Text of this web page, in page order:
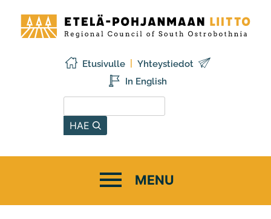
sisältöön
Pohjanmaan
liitto
Etusivulle Yhteystiedot
HAE
In English